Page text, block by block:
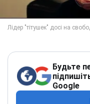
Будьте
Google